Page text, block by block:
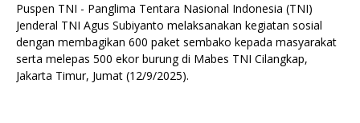
Puspen TNI - Panglima Tentara Nasional Indonesia (TNI)
Jenderal TNI Agus Subiyanto melaksanakan kegiatan sosial
dengan membagikan 600 paket sembako kepada masyarakat
serta melepas 500 ekor burung di Mabes TNI Cilangkap,
Jakarta Timur, Jumat (12/9/2025).